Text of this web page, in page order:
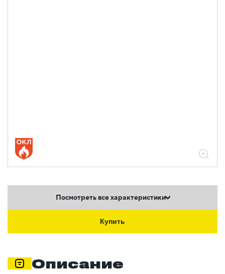
Посмотреть все характеристики
Купить
Описание